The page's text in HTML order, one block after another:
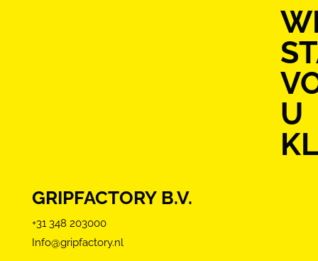
U
GRIPFACTORY B.V.
+31 348 203000
Info@gripfactory.nl